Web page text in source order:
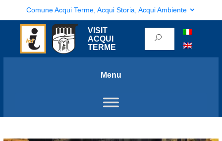
Comune Acqui Terme, Acqui Storia, Acqui Ambiente
VISIT
ACQUI
TERME
Menu